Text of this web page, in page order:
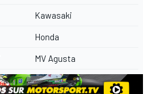
Kawasaki
Honda
MV Agusta